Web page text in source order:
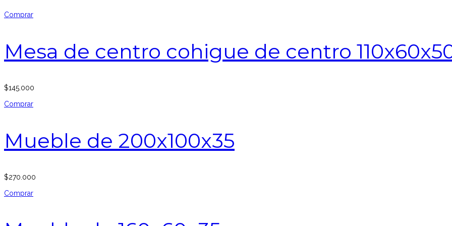
Comprar
Mesa de centro cohigue de centro
$145.000
Comprar
Mueble de 200x100x35
$270.000
Comprar